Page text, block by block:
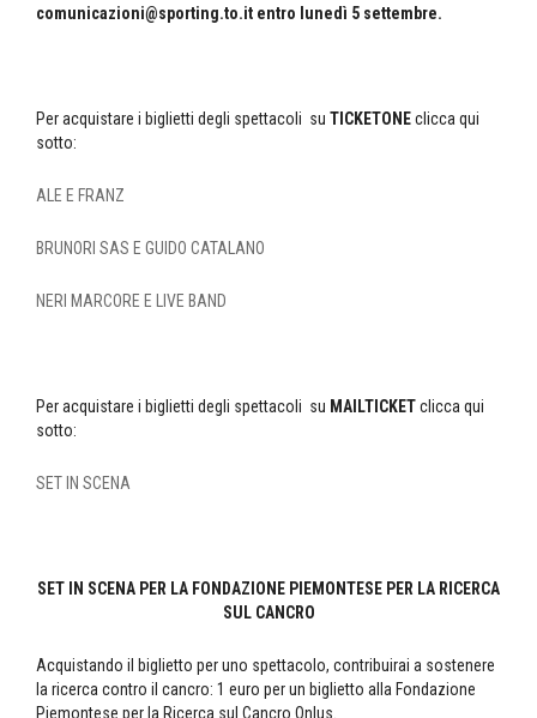
comunicazioni@sporting.to.it entro lunedì 5 settembre.
Per acquistare i biglietti degli spettacoli su TICKETONEclicca qui
sotto:
ALE E FRANZ
BRUNORI SAS E GUIDO CATALANO
NERI MARCORE E LIVE BAND
Per acquistare i biglietti degli spettacoli su MAILTICKETclicca qui
sotto:
SET IN SCENA
SET IN SCENA PER LA FONDAZIONE PIEMONTESE PER LA RICERCA
SUL CANCRO
Acquistando il biglietto per uno spettacolo, contribuirai a sostenere
la ricerca contro il cancro: 1 euro per un biglietto alla Fondazione
Piemontese per la Ricerca sul Cancro Onlus.